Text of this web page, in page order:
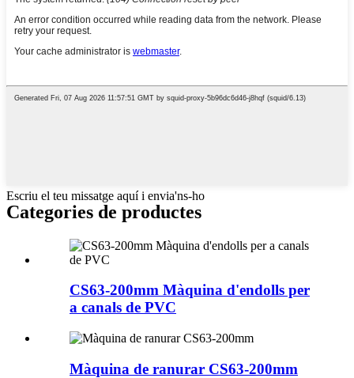
Escriu el teu missatge aquí i envia'ns-ho
Categories de productes
CS63-200mm Màquina d'endolls per
a canals de PVC
Màquina de ranurar CS63-200mm